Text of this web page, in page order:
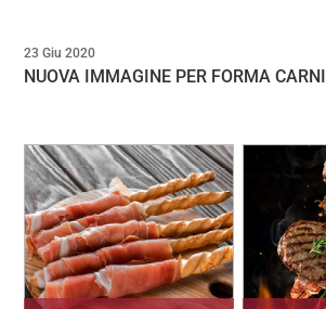
NUOVA IMMAGINE PER FORMA CARNI
23 Giu 2020